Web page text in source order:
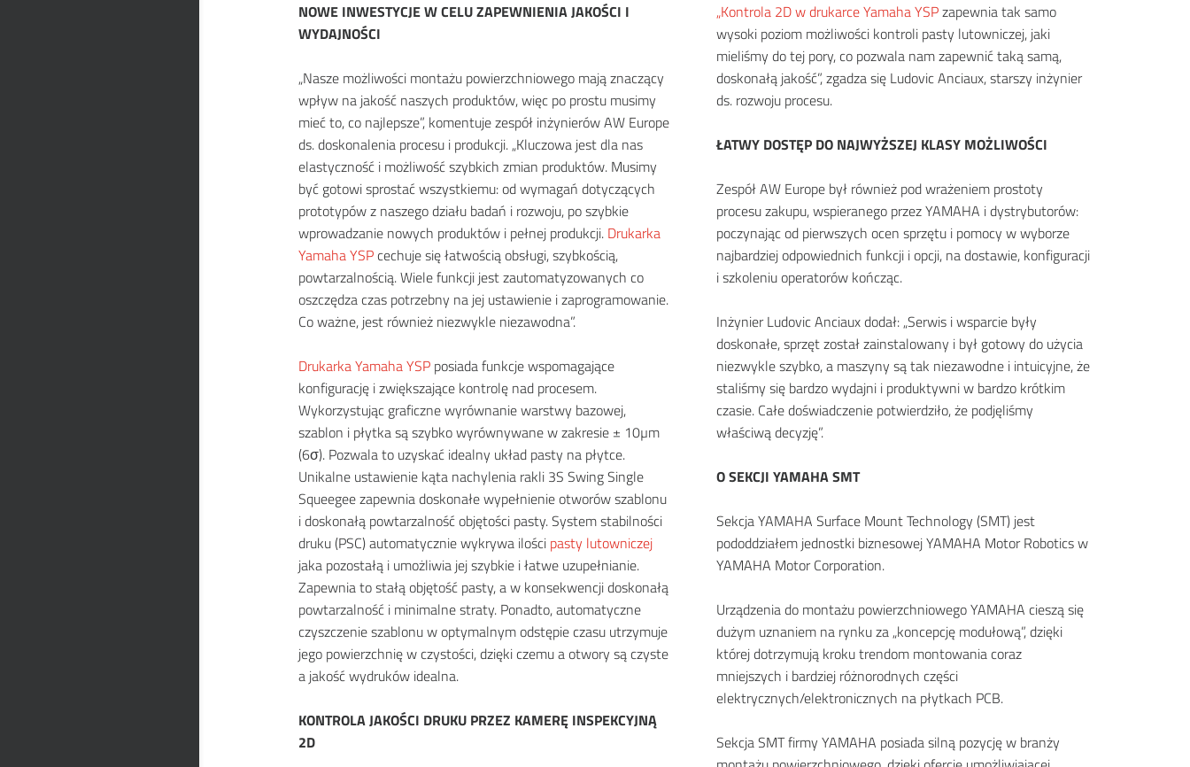
NOWE INWESTYCJE W CELU ZAPEWNIENIA JAKOŚCI I
WYDAJNOŚCI
„Nasze możliwości montażu powierzchniowego mają znaczący
wpływ na jakość naszych produktów, więc po prostu musimy
mieć to, co najlepsze”, komentuje zespół inżynierów AW Europe
ds. doskonalenia procesu i produkcji. „Kluczowa jest dla nas
elastyczność i możliwość szybkich zmian produktów. Musimy
być gotowi sprostać wszystkiemu: od wymagań dotyczących
prototypów z naszego działu badań i rozwoju, po szybkie
wprowadzanie nowych produktów i pełnej produkcji. Drukarka
Yamaha YSPcechuje się łatwością obsługi, szybkością,
powtarzalnością. Wiele funkcji jest zautomatyzowanych co
oszczędza czas potrzebny na jej ustawienie i zaprogramowanie.
Co ważne, jest również niezwykle niezawodna”.
Drukarka Yamaha YSPposiada funkcje wspomagające
konfigurację i zwiększające kontrolę nad procesem.
Wykorzystując graficzne wyrównanie warstwy bazowej,
szablon i płytka są szybko wyrównywane w zakresie ± 10µm
(6σ). Pozwala to uzyskać idealny układ pasty na płytce.
Unikalne ustawienie kąta nachylenia rakli 3S Swing Single
Squeegee zapewnia doskonałe wypełnienie otworów szablonu
i doskonałą powtarzalność objętości pasty. System stabilności
druku (PSC) automatycznie wykrywa ilości pasty lutowniczej
jaka pozostałą i umożliwia jej szybkie i łatwe uzupełnianie.
Zapewnia to stałą objętość pasty, a w konsekwencji doskonałą
powtarzalność i minimalne straty. Ponadto, automatyczne
czyszczenie szablonu w optymalnym odstępie czasu utrzymuje
jego powierzchnię w czystości, dzięki czemu a otwory są czyste
a jakość wydruków idealna.
KONTROLA JAKOŚCI DRUKU PRZEZ KAMERĘ INSPEKCYJNĄ
2D
„Kontrola 2D wdrukarce Yamaha YSPzapewnia tak samo
wysoki poziom możliwości kontroli pasty lutowniczej, jaki
mieliśmy do tej pory, co pozwala nam zapewnić taką samą,
doskonałą jakość”, zgadza się Ludovic Anciaux, starszy inżynier
ds. rozwoju procesu.
ŁATWY DOSTĘP DO NAJWYŻSZEJ KLASY MOŻLIWOŚCI
Zespół AW Europe był również pod wrażeniem prostoty
procesu zakupu, wspieranego przez YAMAHA i dystrybutorów:
poczynając od pierwszych ocen sprzętu i pomocy w wyborze
najbardziej odpowiednich funkcji i opcji, na dostawie, konfiguracji
i szkoleniu operatorów kończąc.
Inżynier Ludovic Anciaux dodał: „Serwis i wsparcie były
doskonałe, sprzęt został zainstalowany i był gotowy do użycia
niezwykle szybko, a maszyny są tak niezawodne i intuicyjne, że
staliśmy się bardzo wydajni i produktywni w bardzo krótkim
czasie. Całe doświadczenie potwierdziło, że podjęliśmy
właściwą decyzję”.
O SEKCJI YAMAHA SMT
Sekcja YAMAHA Surface Mount Technology (SMT) jest
pododdziałem jednostki biznesowej YAMAHA Motor Robotics w
YAMAHA Motor Corporation.
Urządzenia do montażu powierzchniowego YAMAHA cieszą się
dużym uznaniem na rynku za „koncepcję modułową”, dzięki
której dotrzymują kroku trendom montowania coraz
mniejszych i bardziej różnorodnych części
elektrycznych/elektronicznych na płytkach PCB.
Sekcja SMT firmy YAMAHA posiada silną pozycję w branży